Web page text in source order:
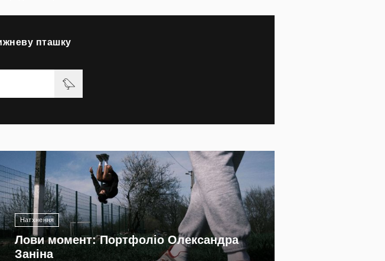
пташку
Натхнення
Лови момент: Портфоліо Олександра
Заніна
2 206